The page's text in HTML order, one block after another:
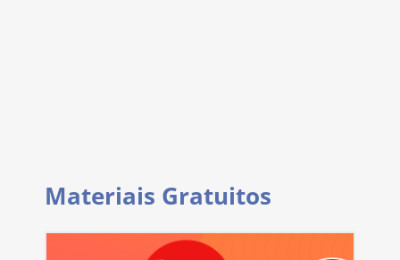
Materiais Gratuitos